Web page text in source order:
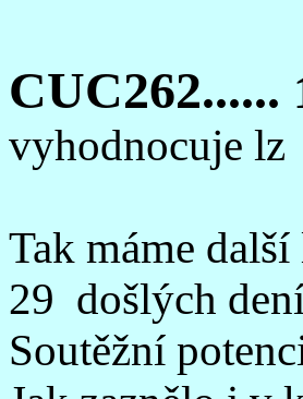
CUC262......
vyhodnocuje lz
Tak máme
29 došlých
Soutěžní